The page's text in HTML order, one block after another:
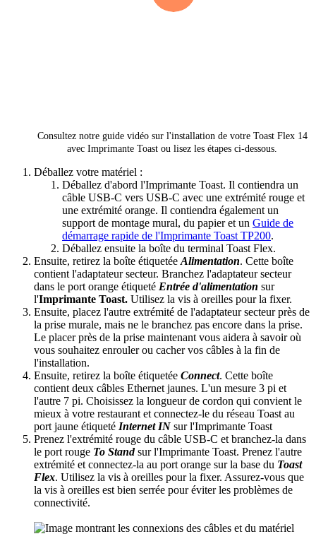
Consultez notre guide vidéo sur l'installation de votre Toast Flex 14
avec Imprimante Toast ou lisez les étapes ci-dessous.
Déballez votre matériel :
Déballez d'abord l'Imprimante Toast. Il contiendra un
câble USB-C vers USB-C avec une extrémité rouge et
une extrémité orange. Il contiendra également un
support de montage mural, du papier et un Guide de
démarrage rapide de l'Imprimante Toast TP200.
Déballez ensuite la boîte du terminal Toast Flex.
Ensuite, retirez la boîte étiquetée Alimentation. Cette boîte
contient l'adaptateur secteur. Branchez l'adaptateur secteur
dans le port orange étiqueté Entrée d'alimentation sur
l'Imprimante Toast. Utilisez la vis à oreilles pour la fixer.
Ensuite, placez l'autre extrémité de l'adaptateur secteur près de
la prise murale, mais ne le branchez pas encore dans la prise.
Le placer près de la prise maintenant vous aidera à savoir où
vous souhaitez enrouler ou cacher vos câbles à la fin de
l'installation.
Ensuite, retirez la boîte étiquetée Connect. Cette boîte
contient deux câbles Ethernet jaunes. L'un mesure 3 pi et
l'autre 7 pi. Choisissez la longueur de cordon qui convient le
mieux à votre restaurant et connectez-le du réseau Toast au
port jaune étiqueté Internet IN sur l'Imprimante Toast
Prenez l'extrémité rouge du câble USB-C et branchez-la dans
le port rouge To Standsur l'Imprimante Toast. Prenez l'autre
extrémité et connectez-la au port orange sur la base du Toast
Flex. Utilisez la vis à oreilles pour la fixer. Assurez-vous que
la vis à oreilles est bien serrée pour éviter les problèmes de
connectivité.